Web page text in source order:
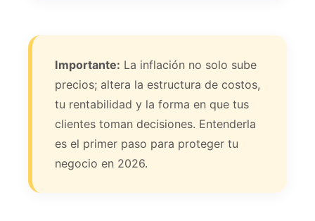
Importante: La inflación no solo sube
precios; altera la estructura de costos,
tu rentabilidad y la forma en que tus
clientes toman decisiones. Entenderla
es el primer paso para proteger tu
negocio en 2026.